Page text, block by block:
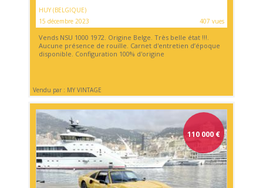
HUY (BELGIQUE)
15 décembre 2023
407 vues
Vends NSU 1000 1972. Origine Belge. Très belle état !!!.
Aucune présence de rouille. Carnet d'entretien d’époque
disponible. Configuration 100% d'origine
Vendu par : MY VINTAGE
110 000€